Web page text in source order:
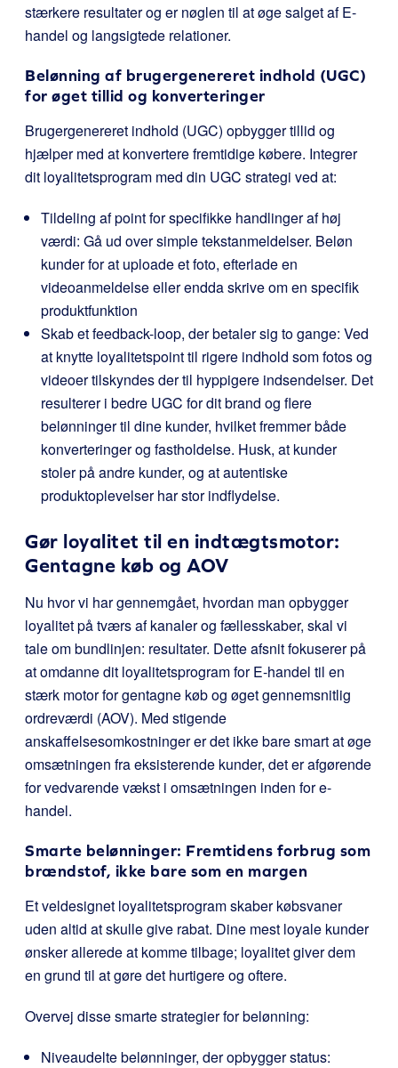
stærkere resultater og er nøglen til at øge salget af E-
handel og langsigtede relationer.
Belønning af brugergenereret indhold (UGC)
for øget tillid og konverteringer
Brugergenereret indhold (UGC) opbygger tillid og
hjælper med at konvertere fremtidige købere. Integrer
dit loyalitetsprogram med din UGC strategi ved at:
Tildeling af point for specifikke handlinger af høj
værdi: Gå ud over simple tekstanmeldelser. Beløn
kunder for at uploade et foto, efterlade en
videoanmeldelse eller endda skrive om en specifik
produktfunktion
Skab et feedback-loop, der betaler sig to gange: Ved
at knytte loyalitetspoint til rigere indhold som fotos og
videoer tilskyndes der til hyppigere indsendelser. Det
resulterer i bedre UGC for dit brand og flere
belønninger til dine kunder, hvilket fremmer både
konverteringer og fastholdelse. Husk, at kunder
stoler på andre kunder, og at autentiske
produktoplevelser har stor indflydelse.
Gør loyalitet til en indtægtsmotor:
Gentagne køb og AOV
Nu hvor vi har gennemgået, hvordan man opbygger
loyalitet på tværs af kanaler og fællesskaber, skal vi
tale om bundlinjen: resultater. Dette afsnit fokuserer på
at omdanne dit loyalitetsprogram for E-handel til en
stærk motor for gentagne køb og øget gennemsnitlig
ordreværdi (AOV). Med stigende
anskaffelsesomkostninger er det ikke bare smart at øge
omsætningen fra eksisterende kunder, det er afgørende
for vedvarende vækst i omsætningen inden for e-
handel.
Smarte belønninger: Fremtidens forbrug som
brændstof, ikke bare som en margen
Et veldesignet loyalitetsprogram skaber købsvaner
uden altid at skulle give rabat. Dine mest loyale kunder
ønsker allerede at komme tilbage; loyalitet giver dem
en grund til at gøre det hurtigere og oftere.
Overvej disse smarte strategier for belønning:
Niveaudelte belønninger, der opbygger status: